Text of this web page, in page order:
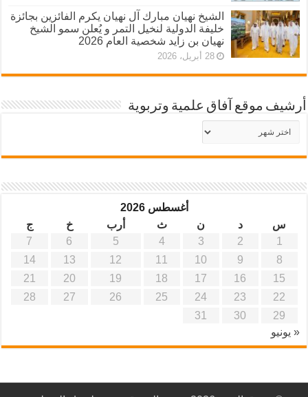
الشيخ نهيان مبارك آل نهيان يكرم الفائزين بجائزة
خليفة الدولية لنخيل التمر و يُعلن سمو الشيخ
نهيان بن زايد شخصية العام 2026
28 أبريل، 2026
أرشيف موقع آفاق علمية وتربوية
أرشيف
موقع
آفاق
أغسطس 2026
س
د ن ث أرب خ
ج
1
2
3
4
5
6
7
8
9
10
11
12
13
14
15
16
17
18
19
20
21
22
23
24
25
26
27
28
29
30
31
« يونيو